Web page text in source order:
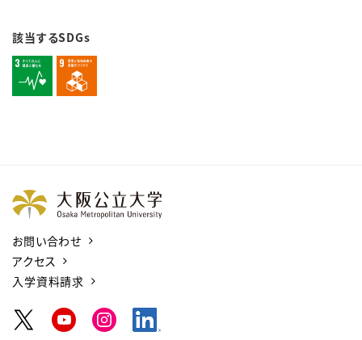
該当するSDGs
お問い合わせ
アクセス
入学資料請求